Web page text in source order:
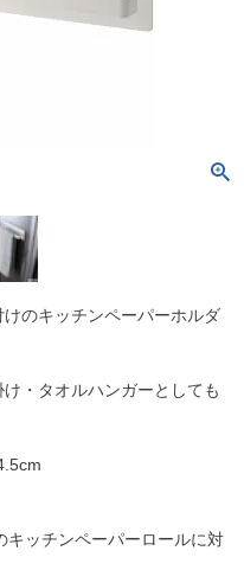
のキッチンペーパーホルダ
・タオルハンガーとしても
ッチンペーパーロールに対